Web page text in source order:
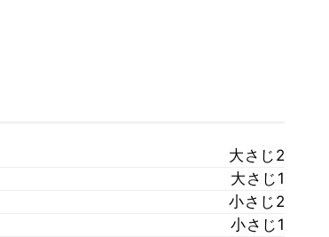
大さじ2
大さじ1
小さじ2
小さじ1